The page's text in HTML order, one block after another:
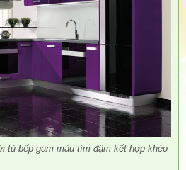
tủ bếp gam màu tím đậm kết hợp khéo